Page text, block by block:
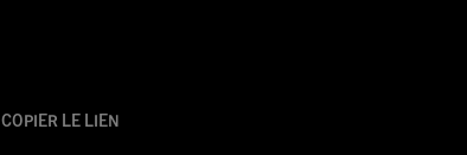
COPIER LE LIEN